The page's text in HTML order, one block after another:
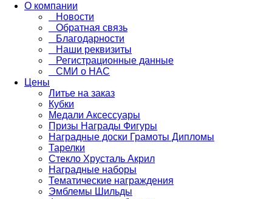
О компании
Новости
Обратная связь
Благодарности
Наши реквизиты
Регистрационные данные
СМИ о НАС
Цены
Литье на заказ
Кубки
Медали Аксессуары
Призы Награды Фигуры
Наградные доски Грамоты Дипломы
Тарелки
Стекло Хрусталь Акрил
Наградные наборы
Тематические награждения
Эмблемы Шильды